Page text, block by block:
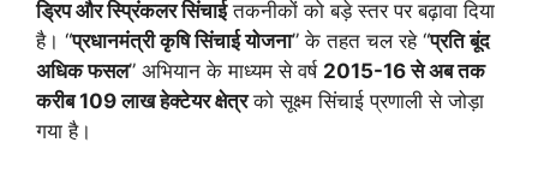
ड्रिप और स्प्रिंकलर सिंचाईतकनीकों को बड़े स्तर पर बढ़ावा दिया
है। “प्रधानमंत्री कृषि सिंचाई योजना” के तहत चल रहे “प्रति बूंद
अधिक फसल” अभियान के माध्यम से वर्ष 2015-16 से अब तक
करीब 109 लाख हेक्टेयर क्षेत्रको सूक्ष्म सिंचाई प्रणाली से जोड़ा
गया है।